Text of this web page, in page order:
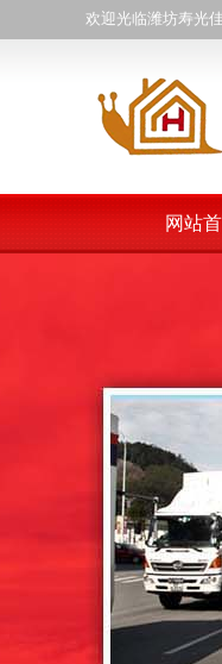
欢迎光临潍坊寿光
网站